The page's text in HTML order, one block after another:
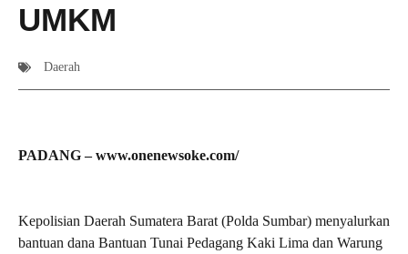
UMKM
Daerah
PADANG – www.onenewsoke.com/
Kepolisian Daerah Sumatera Barat (Polda Sumbar) menyalurkan
bantuan dana Bantuan Tunai Pedagang Kaki Lima dan Warung